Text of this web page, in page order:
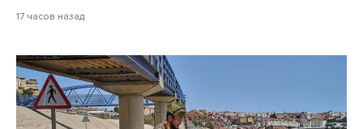
17 часов назад